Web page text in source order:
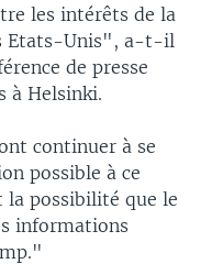
les intérêts de la
Etats-Unis", a-t-il
de presse
à Helsinki.
continuer à se
possible à ce
la possibilité que le
informations